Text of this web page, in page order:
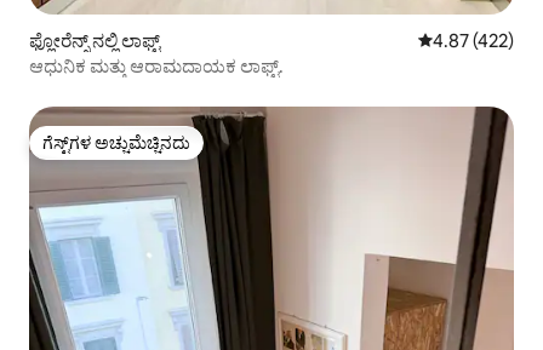
ಫ್ಲೋರೆನ್ಸ್ ನಲ್ಲಿ ಲಾಫ್ಟ್ 5 ರಲ್ಲಿ 4.87
4.87 (422)
ಆಧುನಿಕ ಮತ್ತು ಆರಾಮದಾಯಕ ಲಾಫ್ಟ್.
ಗೆಸ್ಟ್‌ಗಳ ಅಚ್ಚುಮೆಚ್ಚಿನದು
ಗೆಸ್ಟ್‌ಗಳ ಅಚ್ಚುಮೆಚ್ಚಿನದು